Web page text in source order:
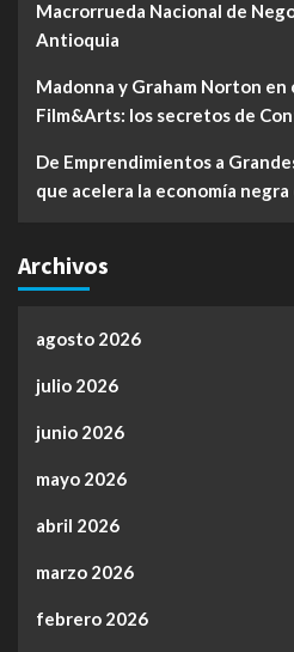
Macrorrueda Nacional de
Antioquia
Madonna y Graham Norton
Film&Arts: los secretos de
De Emprendimientos a
que acelera la economía negra
Archivos
agosto 2026
julio 2026
junio 2026
mayo 2026
abril 2026
marzo 2026
febrero 2026